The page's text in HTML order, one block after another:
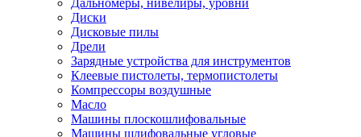
Дальномеры, нивелиры, уровни
Диски
Дисковые пилы
Дрели
Зарядные устройства для инструментов
Клеевые пистолеты, термопистолеты
Компрессоры воздушные
Масло
Машины плоскошлифовальные
Машины шлифовальные угловые